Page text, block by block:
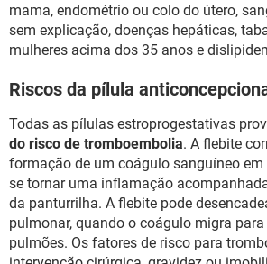
mama, endométrio ou colo do útero,
sem explicação, doenças hepáticas,
mulheres acima dos 35 anos e
Riscos da pílula
Todas as pílulas estroprogestativas
do risco de tromboembolia. A flebite
formação de um coágulo sanguíneo
se tornar uma inflamação
da panturrilha. A flebite pode
pulmonar, quando o coágulo migra
pulmões. Os fatores de risco para